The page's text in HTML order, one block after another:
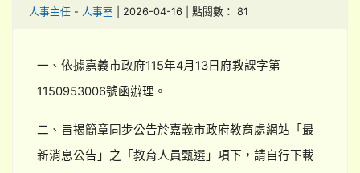
人事主任 - 人事室 | 2026-04-16 | 點閱數： 81
一、依據嘉義市政府115年4月13日府教課字第
1150953006號函辦理。
二、旨揭簡章同步公告於嘉義市政府教育處網站「最
新消息公告」之「教育人員甄選」項下，請自行下載